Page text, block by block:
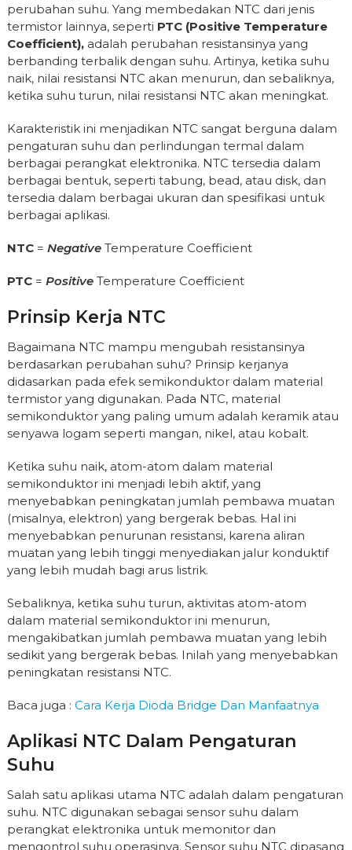
perubahan suhu. Yang membedakan NTC dari jenis
termistor lainnya, seperti PTC (Positive Temperature
Coefficient),adalah perubahan resistansinya yang
berbanding terbalik dengan suhu. Artinya, ketika suhu
naik, nilai resistansi NTC akan menurun, dan sebaliknya,
ketika suhu turun, nilai resistansi NTC akan meningkat.
Karakteristik ini menjadikan NTC sangat berguna dalam
pengaturan suhu dan perlindungan termal dalam
berbagai perangkat elektronika. NTC tersedia dalam
berbagai bentuk, seperti tabung, bead, atau disk, dan
tersedia dalam berbagai ukuran dan spesifikasi untuk
berbagai aplikasi.
NTC= NegativeTemperature Coefficient
PTC= PositiveTemperature Coefficient
Prinsip Kerja NTC
Bagaimana NTC mampu mengubah resistansinya
berdasarkan perubahan suhu? Prinsip kerjanya
didasarkan pada efek semikonduktor dalam material
termistor yang digunakan. Pada NTC, material
semikonduktor yang paling umum adalah keramik atau
senyawa logam seperti mangan, nikel, atau kobalt.
Ketika suhu naik, atom-atom dalam material
semikonduktor ini menjadi lebih aktif, yang
menyebabkan peningkatan jumlah pembawa muatan
(misalnya, elektron) yang bergerak bebas. Hal ini
menyebabkan penurunan resistansi, karena aliran
muatan yang lebih tinggi menyediakan jalur konduktif
yang lebih mudah bagi arus listrik.
Sebaliknya, ketika suhu turun, aktivitas atom-atom
dalam material semikonduktor ini menurun,
mengakibatkan jumlah pembawa muatan yang lebih
sedikit yang bergerak bebas. Inilah yang menyebabkan
peningkatan resistansi NTC.
Baca juga : Cara Kerja Dioda Bridge Dan Manfaatnya
Aplikasi NTC Dalam Pengaturan
Suhu
Salah satu aplikasi utama NTC adalah dalam pengaturan
suhu. NTC digunakan sebagai sensor suhu dalam
perangkat elektronika untuk memonitor dan
mengontrol suhu operasinya. Sensor suhu NTC dipasang